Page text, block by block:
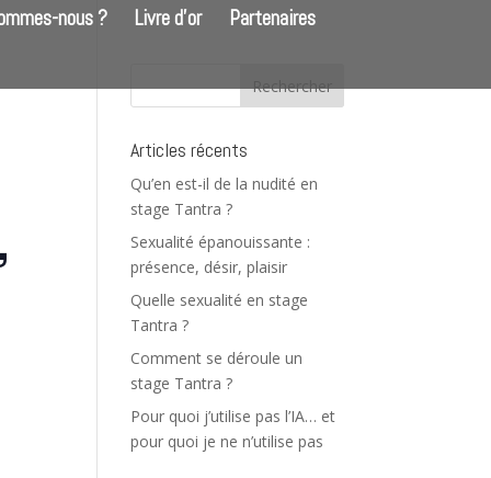
nous ? Livre d’or Partenaires
Articles récents
Qu’en est-il de la nudité en
stage Tantra ?
Sexualité épanouissante :
présence, désir, plaisir
Quelle sexualité en stage
Tantra ?
Comment se déroule un
stage Tantra ?
Pour quoi j’utilise pas l’IA… et
pour quoi je ne n’utilise pas